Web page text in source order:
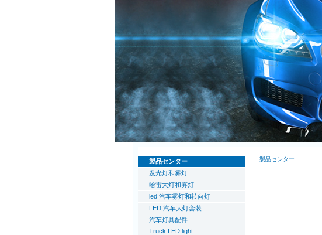
製品センター
发光灯和雾灯
哈雷大灯和雾灯
led 汽车雾灯和转向灯
LED 汽车大灯套装
汽车灯具配件
Truck LED light
製品センター